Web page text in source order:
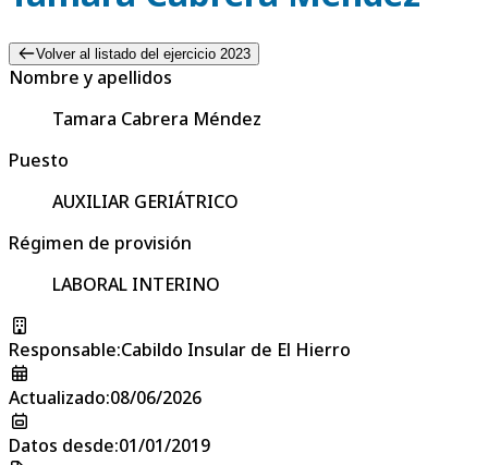
Volver al listado del ejercicio 2023
Nombre y apellidos
Tamara Cabrera Méndez
Puesto
AUXILIAR GERIÁTRICO
Régimen de provisión
LABORAL INTERINO
Responsable:Cabildo Insular de El Hierro
Actualizado:08/06/2026
Datos desde:01/01/2019